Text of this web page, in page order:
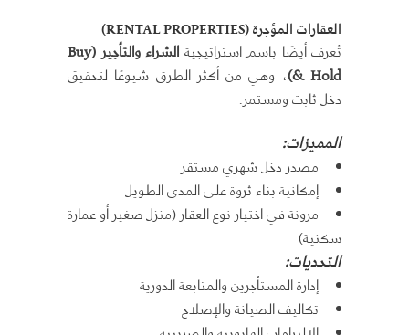
العقارات المؤجرة (RENTAL PROPERTIES)
تُعرف أيضًا باسم استراتيجية
الشراء والتأجير (Buy
& Hold) ، وهي من أكثر الطرق شيوعًا لتحقيق
دخل ثابت ومستمر.
المميزات:
مصدر دخل شهري مستقر
إمكانية بناء ثروة على المدى الطويل
مرونة في اختيار نوع العقار (منزل صغير أو عمارة
سكنية)
التحديات:
إدارة المستأجرين والمتابعة الدورية
تكاليف الصيانة والإصلاح